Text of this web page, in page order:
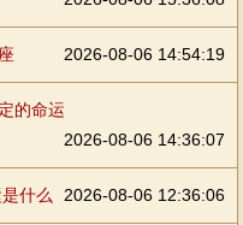
2026-08-06 14:54:19
的命运
2026-08-06 14:36:07
什么 2026-08-06 12:36:06